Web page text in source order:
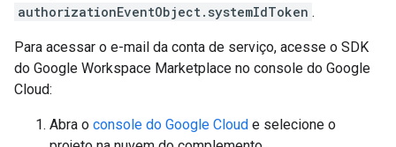
authorizationEventObject.systemIdToken .
Para acessar o e-mail da conta de serviço, acesse o SDK
do Google Workspace Marketplace no console do Google
Cloud:
Abra o console do Google Cloud e selecione o